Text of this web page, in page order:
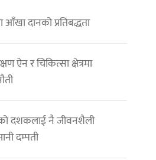
आँखा दानको प्रतिबद्धता
ऐन र चिकित्सा क्षेत्रमा
दशकलाई नै जीवनशैली
दम्पती